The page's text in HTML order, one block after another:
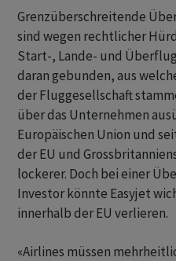
Grenzüberschreitende
sind wegen rechtlicher
Start-, Lande- und
daran gebunden, aus
der Fluggesellschaft
über das Unternehmen
Europäischen Union und
der EU und
lockerer. Doch bei einer
Investor könnte Easyjet
innerhalb der EU verlieren.
«Airlines müssen